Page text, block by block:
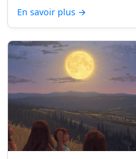
En savoir plus →